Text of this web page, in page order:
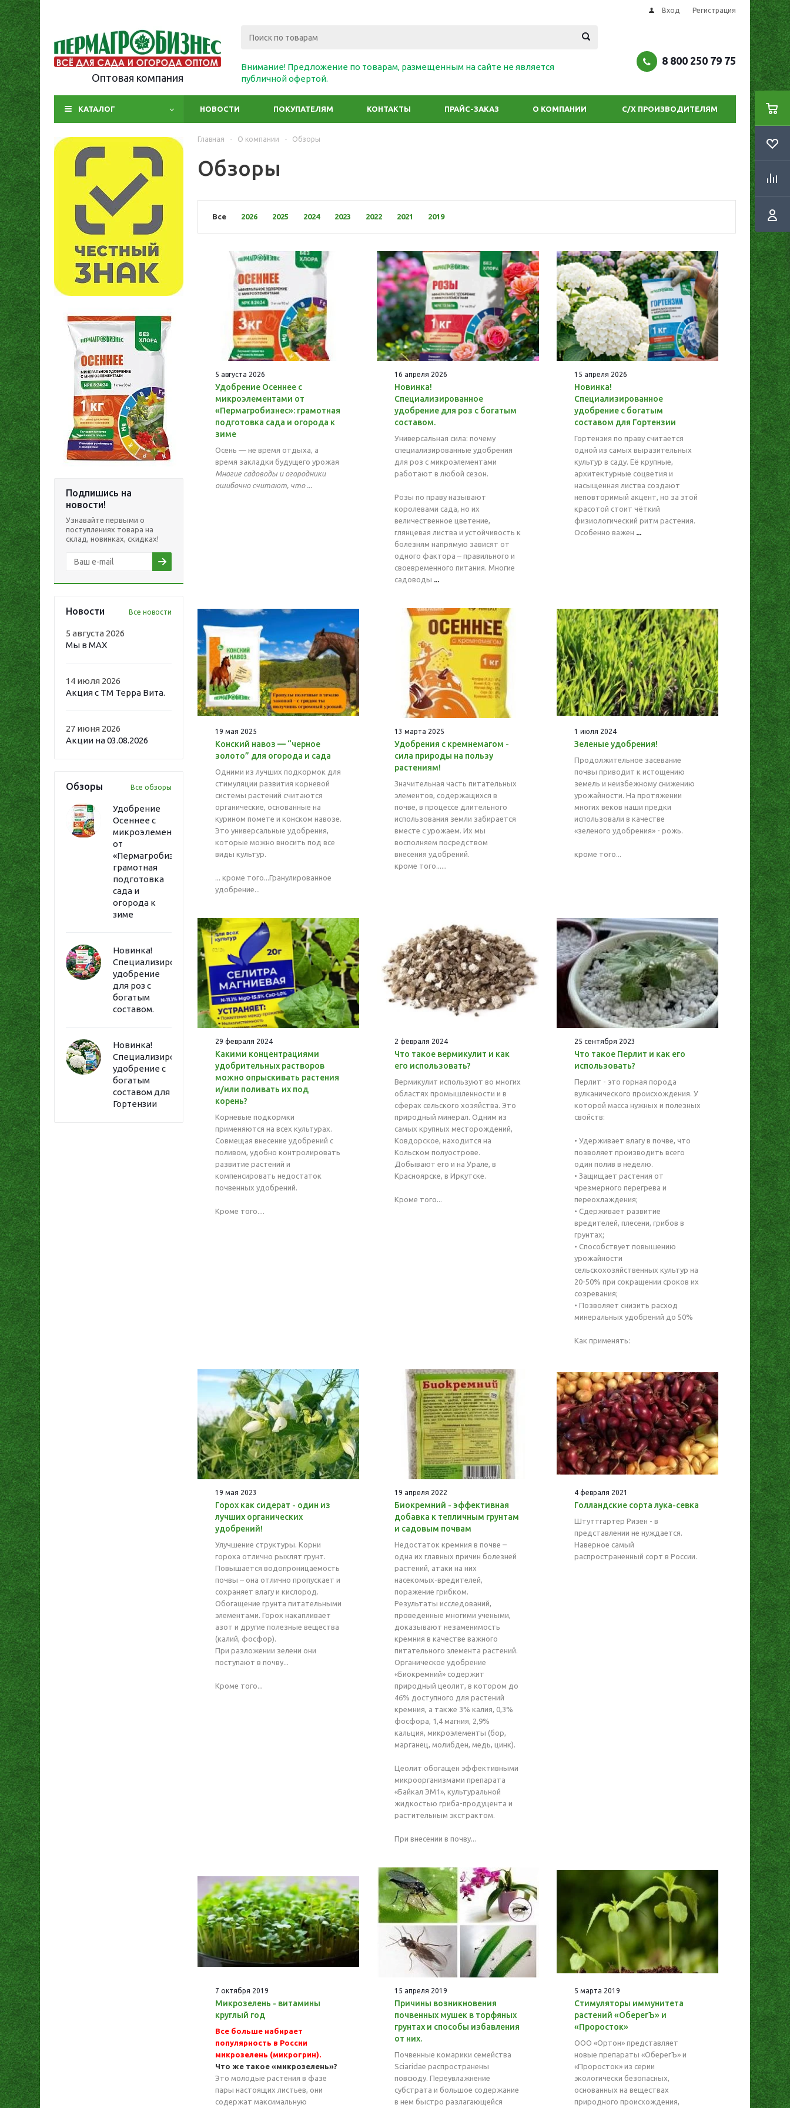
Вход Регистрация
Оптовая компания
Внимание! Предложение по товарам, размещенным на сайте не является
публичной офертой.
8 800 250 79 75
КАТАЛОГ НОВОСТИ ПОКУПАТЕЛЯМ КОНТАКТЫ ПРАЙС-ЗАКАЗ О КОМПАНИИ С/Х ПРОИЗВОДИТЕЛЯМ
Подпишись на
новости!
Узнавайте первыми о
поступлениях товара на
склад, новинках, скидках!
Новости Все новости
5 августа 2026
Мы в MAX
14 июля 2026
Акция с ТМ Терра Вита.
27 июня 2026
Акции на 03.08.2026
Обзоры Все обзоры
Удобрение
Осеннее с
микроэлементами
от
«Пермагробизнес»:
грамотная
подготовка
сада и
огорода к
зиме
Новинка!
Специализированное
удобрение
для роз с
богатым
составом.
Новинка!
Специализированное
удобрение с
богатым
составом для
Гортензии
Главная - О компании - Обзоры
Обзоры
Все 2026 2025 2024 2023 2022 2021 2019
5 августа 2026
Удобрение Осеннее с
микроэлементами от
«Пермагробизнес»: грамотная
подготовка сада и огорода к
зиме
Осень — не время отдыха, а
время закладки будущего урожая
Многие садоводы и огородники
ошибочно считают, что ...
16 апреля 2026
Новинка!
Специализированное
удобрение для роз с богатым
составом.
Универсальная сила: почему
специализированные удобрения
для роз с микроэлементами
работают в любой сезон.
Розы по праву называют
королевами сада, но их
величественное цветение,
глянцевая листва и устойчивость к
болезням напрямую зависят от
одного фактора – правильного и
своевременного питания. Многие
садоводы ...
15 апреля 2026
Новинка!
Специализированное
удобрение с богатым
составом для Гортензии
Гортензия по праву считается
одной из самых выразительных
культур в саду. Её крупные,
архитектурные соцветия и
насыщенная листва создают
неповторимый акцент, но за этой
красотой стоит чёткий
физиологический ритм растения.
Особенно важен ...
19 мая 2025
Конский навоз — “черное
золото” для огорода и сада
Одними из лучших подкормок для
стимуляции развития корневой
системы растений считаются
органические, основанные на
курином помете и конском навозе.
Это универсальные удобрения,
которые можно вносить под все
виды культур.
... кроме того...Гранулированное
удобрение...
13 марта 2025
Удобрения с кремнемагом -
сила природы на пользу
растениям!
Значительная часть питательных
элементов, содержащихся в
почве, в процессе длительного
использования земли забирается
вместе с урожаем. Их мы
восполняем посредством
внесения удобрений.
кроме того......
1 июля 2024
Зеленые удобрения!
Продолжительное засевание
почвы приводит к истощению
земель и неизбежному снижению
урожайности. На протяжении
многих веков наши предки
использовали в качестве
«зеленого удобрения» - рожь.
кроме того...
29 февраля 2024
Какими концентрациями
удобрительных растворов
можно опрыскивать растения
и/или поливать их под
корень?
Корневые подкормки
применяются на всех культурах.
Совмещая внесение удобрений с
поливом, удобно контролировать
развитие растений и
компенсировать недостаток
почвенных удобрений.
Кроме того....
2 февраля 2024
Что такое вермикулит и как
его использовать?
Вермикулит используют во многих
областях промышленности и в
сферах сельского хозяйства. Это
природный минерал. Одним из
самых крупных месторождений,
Ковдорское, находится на
Кольском полуострове.
Добывают его и на Урале, в
Красноярске, в Иркутске.
Кроме того...
25 сентября 2023
Что такое Перлит и как его
использовать?
Перлит - это горная порода
вулканического происхождения. У
которой масса нужных и полезных
свойств:
• Удерживает влагу в почве, что
позволяет производить всего
один полив в неделю.
• Защищает растения от
чрезмерного перегрева и
переохлаждения;
• Сдерживает развитие
вредителей, плесени, грибов в
грунтах;
• Способствует повышению
урожайности
сельскохозяйственных культур на
20-50% при сокращении сроков их
созревания;
• Позволяет снизить расход
минеральных удобрений до 50%
Как применять:
19 мая 2023
Горох как сидерат - один из
лучших органических
удобрений!
Улучшение структуры. Корни
гороха отлично рыхлят грунт.
Повышается водопроницаемость
почвы – она отлично пропускает и
сохраняет влагу и кислород.
Обогащение грунта питательными
элементами. Горох накапливает
азот и другие полезные вещества
(калий, фосфор).
При разложении зелени они
поступают в почву...
Кроме того...
19 апреля 2022
Биокремний - эффективная
добавка к тепличным грунтам
и садовым почвам
Недостаток кремния в почве –
одна их главных причин болезней
растений, атаки на них
насекомых-вредителей,
поражение грибком.
Результаты исследований,
проведенные многими учеными,
доказывают незаменимость
кремния в качестве важного
питательного элемента растений.
Органическое удобрение
«Биокремний» содержит
природный цеолит, в котором до
46% доступного для растений
кремния, а также 3% калия, 0,3%
фосфора, 1,4 магния, 2,9%
кальция, микроэлементы (бор,
марганец, молибден, медь, цинк).
Цеолит обогащен эффективными
микроорганизмами препарата
«Байкал ЭМ1», культуральной
жидкостью гриба-продуцента и
растительным экстрактом.
При внесении в почву...
4 февраля 2021
Голландские сорта лука-севка
Штуттгартер Ризен - в
представлении не нуждается.
Наверное самый
распространенный сорт в России.
7 октября 2019
Микрозелень - витамины
круглый год
Все больше набирает
популярность в России
микрозелень (микрогрин).
Что же такое «микрозелень»?
Это молодые растения в фазе
пары настоящих листьев, они
содержат максимальную
15 апреля 2019
Причины возникновения
почвенных мушек в торфяных
грунтах и способы избавления
от них.
Почвенные комарики семейства
Sciaridae распространены
повсюду. Переувлажнение
субстрата и большое содержание
в нем быстро разлагающейся
5 марта 2019
Стимуляторы иммунитета
растений «ОберегЪ» и
«Проросток»
ООО «Ортон» представляет
новые препараты «ОберегЪ» и
«Проросток» из серии
экологически безопасных,
основанных на веществах
природного происхождения,